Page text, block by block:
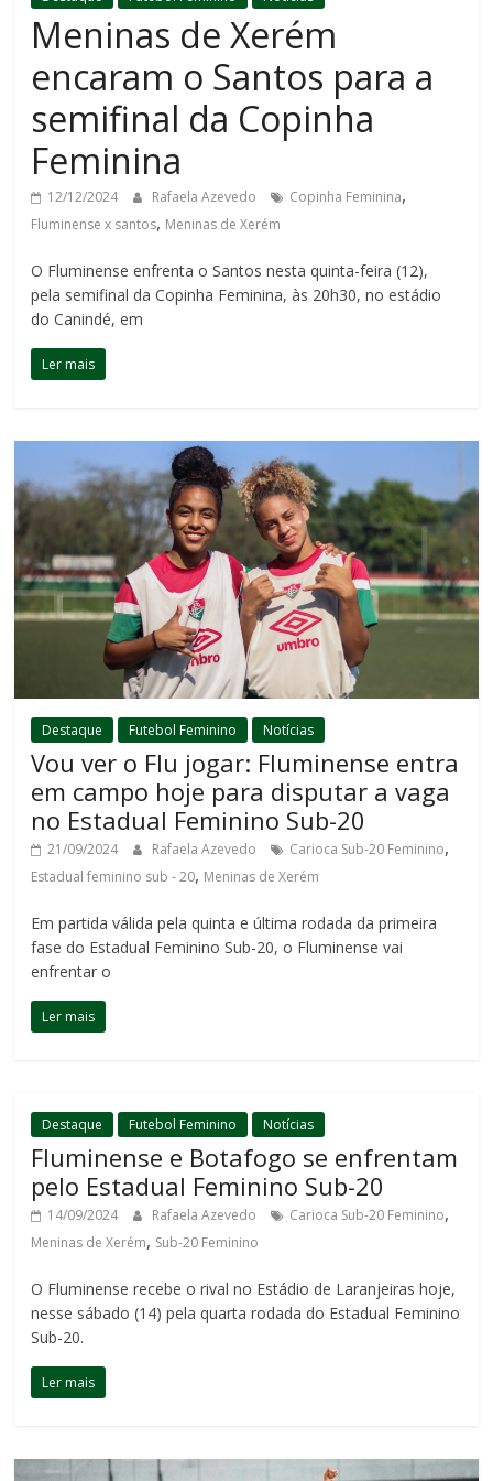
Meninas de Xerém
encaram o Santos para a
semifinal da Copinha
Feminina
12/12/2024 Rafaela Azevedo Copinha Feminina,
Fluminense x santos, Meninas de Xerém
O Fluminense enfrenta o Santos nesta quinta-feira (12),
pela semifinal da Copinha Feminina, às 20h30, no estádio
do Canindé, em
Ler mais
Destaque Futebol Feminino Notícias
Vou ver o Flu jogar: Fluminense entra
em campo hoje para disputar a vaga
no Estadual Feminino Sub-20
21/09/2024 Rafaela Azevedo Carioca Sub-20 Feminino,
Estadual feminino sub - 20, Meninas de Xerém
Em partida válida pela quinta e última rodada da primeira
fase do Estadual Feminino Sub-20, o Fluminense vai
enfrentar o
Ler mais
Destaque Futebol Feminino Notícias
Fluminense e Botafogo se enfrentam
pelo Estadual Feminino Sub-20
14/09/2024 Rafaela Azevedo Carioca Sub-20 Feminino,
Meninas de Xerém, Sub-20 Feminino
O Fluminense recebe o rival no Estádio de Laranjeiras hoje,
nesse sábado (14) pela quarta rodada do Estadual Feminino
Sub-20.
Ler mais